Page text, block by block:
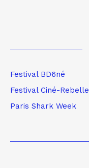
Festival BD6né
Festival Ciné-Rebelle
Paris Shark Week